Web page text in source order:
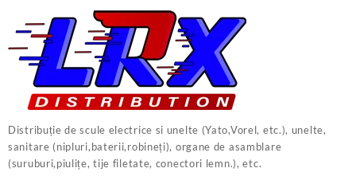
Distribuție de scule electrice si unelte (Yato,Vorel, etc.), unelte,
sanitare (nipluri,baterii,robineți), organe de asamblare
(suruburi,piulițe, tije filetate, conectori lemn.), etc.